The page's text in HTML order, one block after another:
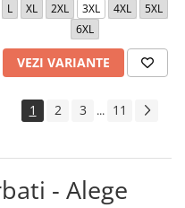
L XL 2XL 3XL 4XL
5XL
6XL
VEZI VARIANTE
1 2 3 ... 11
- Alege